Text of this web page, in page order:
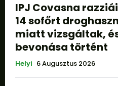
IPJ Covasna
14 sofőrt
miatt vizsgáltak,
bevonása történt
Helyi 6 Augusztus 2026